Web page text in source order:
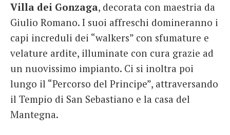
Villa dei Gonzaga, decorata con maestria da
Giulio Romano. I suoi affreschi domineranno i
capi increduli dei “walkers” con sfumature e
velature ardite, illuminate con cura grazie ad
un nuovissimo impianto. Ci si inoltra poi
lungo il “Percorso del Principe”, attraversando
il Tempio di San Sebastiano e la casa del
Mantegna.